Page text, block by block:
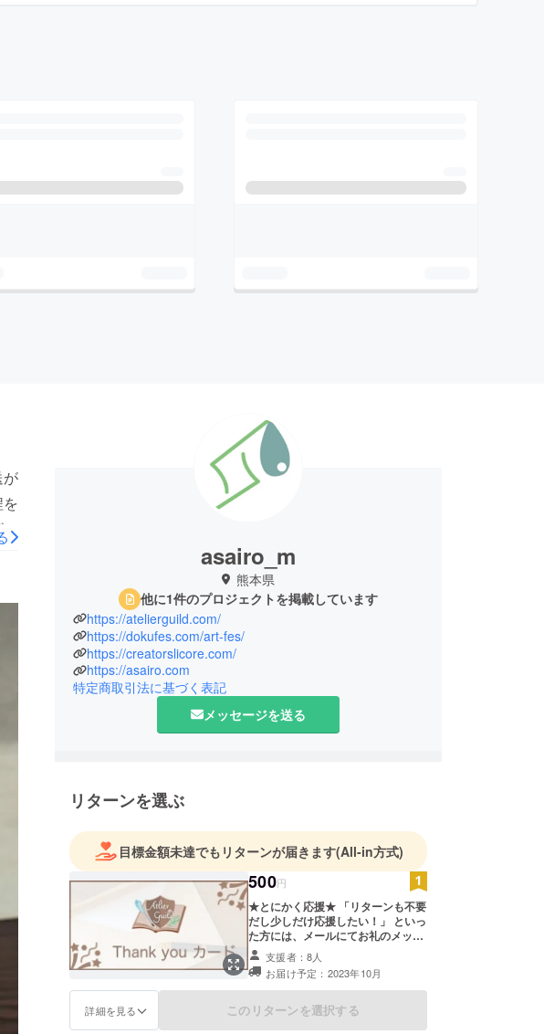
が
asairo_m
熊本県
他に1件のプロジェクトを掲載しています
https://atelierguild.com/
https://dokufes.com/art-fes/
https://creatorslicore.com/
https://asairo.com
特定商取引法に基づく表記
メッセージを送る
リターンを選ぶ
目標金額未達でもリターンが届きます(All-in方式)
500円
★とにかく応援★ 「リターンも不要
だし少しだけ応援したい！」 といっ
た方には、メールにてお礼のメッ
セージのみ送らせていただきます！
懐事情に余裕のある方は上乗せご支
援も可能です！
支援者：8人
お届け予定：2023年10月
詳細を見る このリターンを選択する